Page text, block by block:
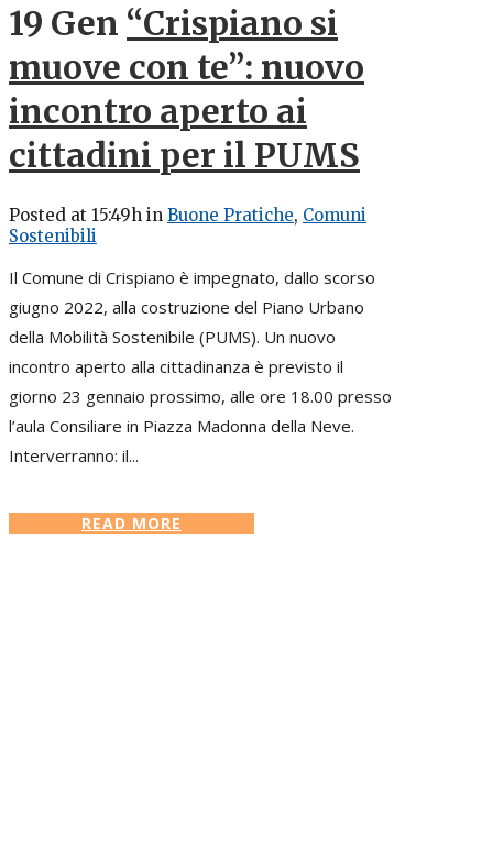
19 Gen “Crispiano si
muove con te”: nuovo
incontro aperto ai
cittadini per il PUMS
Posted at 15:49h in Buone Pratiche, Comuni
Sostenibili
Il Comune di Crispiano è impegnato, dallo scorso
giugno 2022, alla costruzione del Piano Urbano
della Mobilità Sostenibile (PUMS). Un nuovo
incontro aperto alla cittadinanza è previsto il
giorno 23 gennaio prossimo, alle ore 18.00 presso
l’aula Consiliare in Piazza Madonna della Neve.
Interverranno: il...
READ MORE